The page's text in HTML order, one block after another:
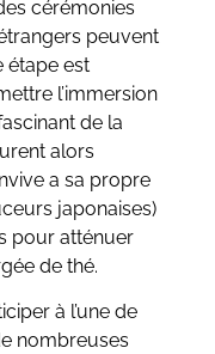
cérémonies
peuvent
étape est
l’immersion
de la
alors
a sa propre
japonaises)
pour atténuer
de thé.
à l’une de
nombreuses